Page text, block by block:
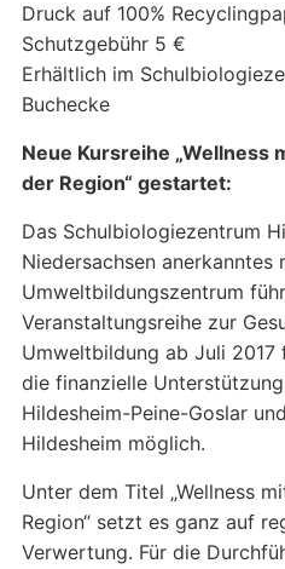
Druck auf 100%
Schutzgebühr 5 €
Erhältlich im
Buchecke
Neue Kursreihe „Wellness
der Region“ gestartet:
Das Schulbiologiezentrum
Niedersachsen anerkanntes
Umweltbildungszentrum
Veranstaltungsreihe zur
Umweltbildung ab Juli
die finanzielle
Hildesheim-Peine-Goslar
Hildesheim möglich.
Unter dem Titel „Wellness
Region“ setzt es ganz auf
Verwertung. Für die